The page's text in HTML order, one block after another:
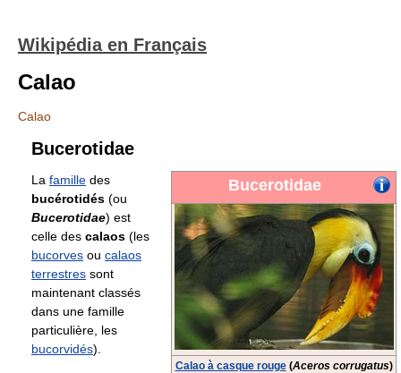
Wikipédia en Français
Calao
Calao
Bucerotidae
Bucerotidae
Calao à casque rouge(Aceros corrugatus)
La famille des
bucérotidés (ou
Bucerotidae) est
celle des calaos (les
bucorves ou calaos
terrestres sont
maintenant classés
dans une famille
particulière, les
bucorvidés).